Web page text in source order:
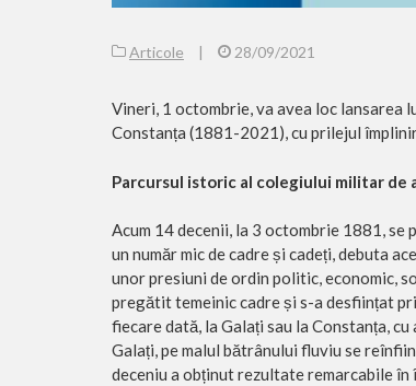
Articole | 28/09/2021
Vineri, 1 octombrie, va avea loc
Constanța (1881-2021), cu prilejul
Parcursul istoric al colegiului militar de
Acum 14 decenii, la 3 octombrie 1881, se
un număr mic de cadre și cadeți, debuta
unor presiuni de ordin politic, economic,
pregătit temeinic cadre și s-a desființat
fiecare dată, la Galați sau la Constanța,
Galați, pe malul bătrânului fluviu se
deceniu a obținut rezultate remarcabile